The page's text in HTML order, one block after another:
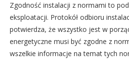
Zgodność instalacji z normami to
eksploatacji. Protokół odbioru
potwierdza, że wszystko jest w
energetyczne musi być zgodne z
wszelkie informacje na temat tych